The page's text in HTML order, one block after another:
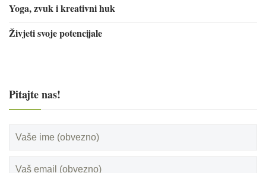
Yoga, zvuk i kreativni huk
Živjeti svoje potencijale
Pitajte nas!